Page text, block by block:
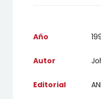
Año
Autor
Editorial